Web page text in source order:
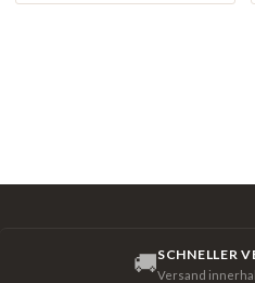
🚚SCHNELLER
Versand